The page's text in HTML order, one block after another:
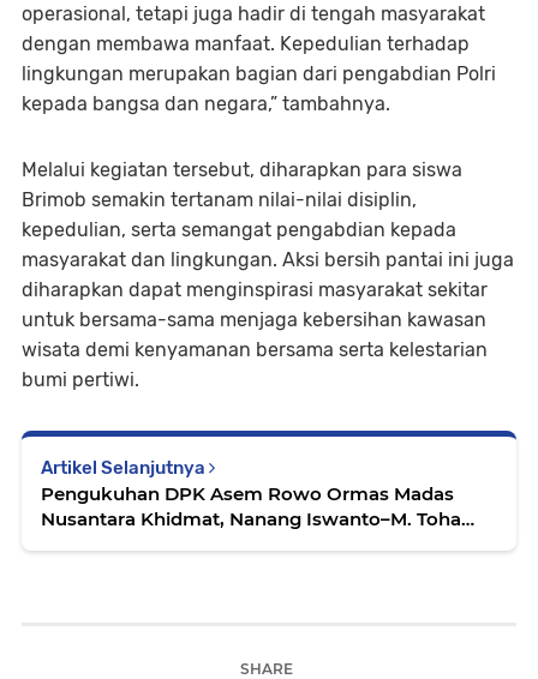
operasional, tetapi juga hadir di tengah masyarakat
dengan membawa manfaat. Kepedulian terhadap
lingkungan merupakan bagian dari pengabdian Polri
kepada bangsa dan negara,” tambahnya.
Melalui kegiatan tersebut, diharapkan para siswa
Brimob semakin tertanam nilai-nilai disiplin,
kepedulian, serta semangat pengabdian kepada
masyarakat dan lingkungan. Aksi bersih pantai ini juga
diharapkan dapat menginspirasi masyarakat sekitar
untuk bersama-sama menjaga kebersihan kawasan
wisata demi kenyamanan bersama serta kelestarian
bumi pertiwi.
Artikel Selanjutnya
Pengukuhan DPK Asem Rowo Ormas Madas
Nusantara Khidmat, Nanang Iswanto–M. Toha
SHARE